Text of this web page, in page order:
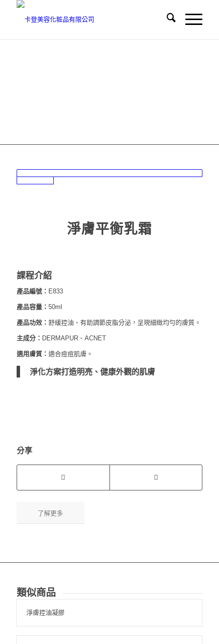
淨膚平衡乳霜
課程介紹
產品編號： E833
產品容量： 50ml
產品功效： 舒緩控油、有助調節皮脂分泌，呈現細緻均勻的膚質。
主成分： DERMAPUR、ACNET
適用膚質： 適合痘痘肌膚。
淨化方案打造明亮、健康外觀的肌膚
分享
了解更多
類似商品
淨膚控油凝膠